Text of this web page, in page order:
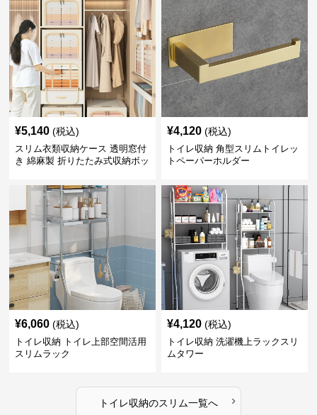
¥5,140 (税込)
スリム衣類収納ケース 透明窓付
き 綿麻製 折りたたみ式収納ボッ
¥4,120 (税込)
トイレ収納 角型スリムトイレッ
トペーパーホルダー
¥6,060 (税込)
トイレ収納 トイレ上部空間活用
スリムラック
¥4,120 (税込)
トイレ収納 洗濯機上ラックスリ
ムタワー
トイレ収納のスリム一覧へ ›